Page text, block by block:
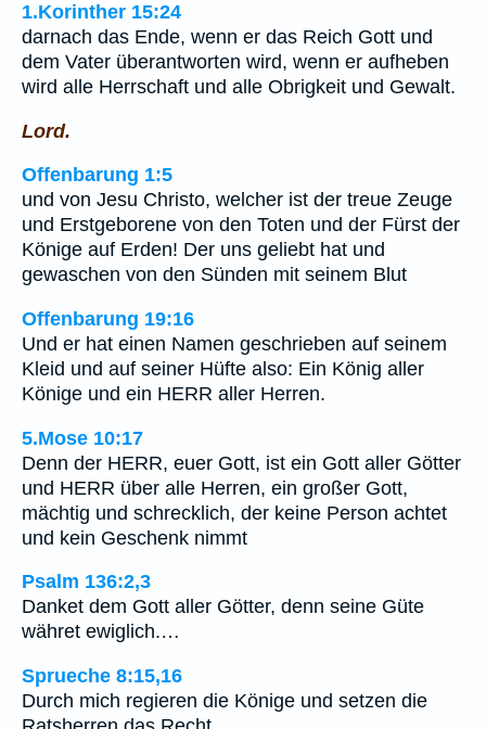
1.Korinther 15:24
darnach das Ende, wenn er das Reich Gott und
dem Vater überantworten wird, wenn er aufheben
wird alle Herrschaft und alle Obrigkeit und Gewalt.
Lord.
Offenbarung 1:5
und von Jesu Christo, welcher ist der treue Zeuge
und Erstgeborene von den Toten und der Fürst der
Könige auf Erden! Der uns geliebt hat und
gewaschen von den Sünden mit seinem Blut
Offenbarung 19:16
Und er hat einen Namen geschrieben auf seinem
Kleid und auf seiner Hüfte also: Ein König aller
Könige und ein HERR aller Herren.
5.Mose 10:17
Denn der HERR, euer Gott, ist ein Gott aller Götter
und HERR über alle Herren, ein großer Gott,
mächtig und schrecklich, der keine Person achtet
und kein Geschenk nimmt
Psalm 136:2,3
Danket dem Gott aller Götter, denn seine Güte
währet ewiglich.…
Sprueche 8:15,16
Durch mich regieren die Könige und setzen die